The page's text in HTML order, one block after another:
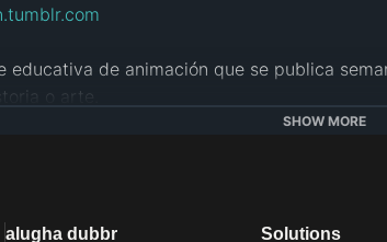
educativa de animación que se publica
o arte.
AwkwardAdolescents
SHOW MORE
alugha dubbr Solutions